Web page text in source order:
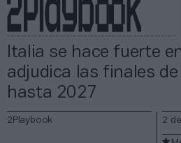
Italia se hace fuerte
adjudica las finales de
hasta 2027
2Playbook 2